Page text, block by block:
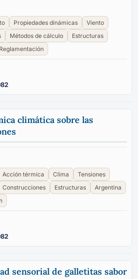
Propiedades dinámicas
Viento
Métodos de cálculo
Estructuras
Reglamentación
climática sobre las
Acción térmica Clima
Tensiones
Construcciones Estructuras
Argentina
sensorial de galletitas sabor